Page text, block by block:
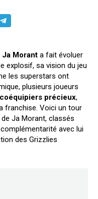
Ja Morant a fait évoluer
explosif, sa vision du jeu
les superstars ont
plusieurs joueurs
coéquipiers précieux,
franchise. Voici un tour
Ja Morant, classés
avec lui
des Grizzlies